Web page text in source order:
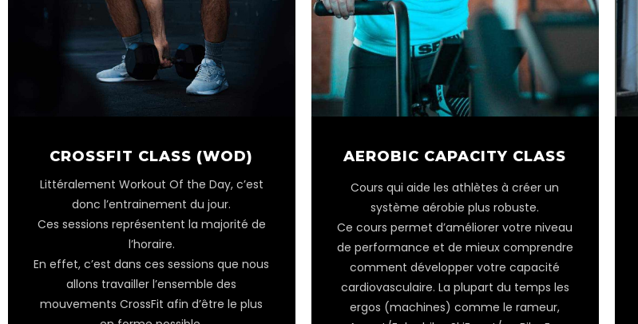
CROSSFIT CLASS (WOD)
Littéralement Workout Of the Day, c’est
donc l’entrainement du jour.
Ces sessions représentent la majorité de
l’horaire.
En effet, c’est dans ces sessions que nous
allons travailler l’ensemble des
mouvements CrossFit afin d’être le plus
AEROBIC CAPACITY CLASS
Cours qui aide les athlètes à créer un
système aérobie plus robuste.
Ce cours permet d’améliorer votre niveau
de performance et de mieux comprendre
comment développer votre capacité
cardiovasculaire. La plupart du temps les
ergos (machines) comme le rameur,